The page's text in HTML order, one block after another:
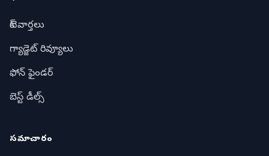
టెక్ వార్తలు
గ్యాడ్జెట్ రివ్యూలు
ఫోన్ ఫైండర్
బెస్ట్ డీల్స్
సమాచారం